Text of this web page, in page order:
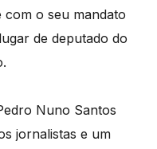
com o seu mandato
de deputado do
Nuno Santos
jornalistas e um